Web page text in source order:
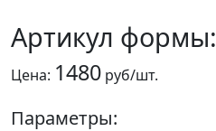
Артикул
Цена: 1480 руб/шт.
Параметры: